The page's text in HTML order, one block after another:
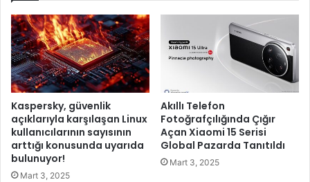
ı’
n
d
a
k
n
u
T
ü
r
Kaspersky, güvenlik
açıklarıyla karşılaşan Linux
kullanıcılarının sayısının
arttığı konusunda uyarıda
bulunuyor!
Mart 3, 2025
Akıllı Telefon
Fotoğrafçılığında Çığır
Açan Xiaomi 15 Serisi
Global Pazarda Tanıtıldı
Mart 3, 2025